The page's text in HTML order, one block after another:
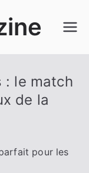
: le match
de la
pour les